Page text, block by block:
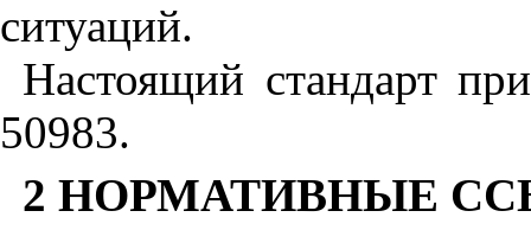
ситуаций.
Настоящий стандарт
50983.
2 НОРМАТИВНЫЕ